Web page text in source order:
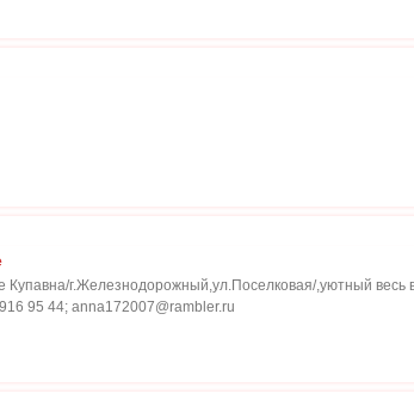
Купавна/г.Железнодорожный,ул.Поселковая/,уютный
95 44; anna172007@rambler.ru